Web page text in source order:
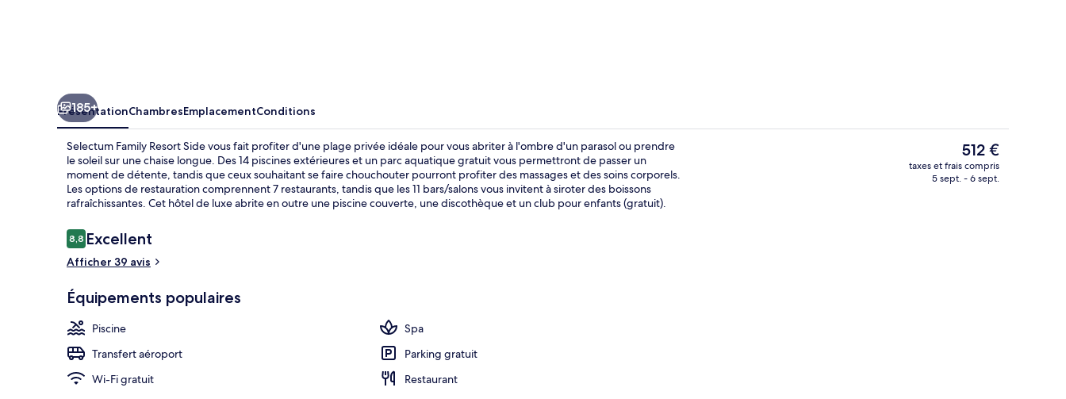
Façade de l’hébergement 7 restaurants servant le petit
185+
PrésentationChambresEmplacementConditions
Selectum Family Resort Side vous fait profiter d'une plage privée idéale pour vous abriter à l'ombre d'un parasol ou prendre
le soleil sur une chaise longue. Des 14 piscines extérieures et un parc aquatique gratuit vous permettront de passer un
moment de détente, tandis que ceux souhaitant se faire chouchouter pourront profiter des massages et des soins corporels.
Les options de restauration comprennent 7 restaurants, tandis que les 11 bars/salons vous invitent à siroter des boissons
rafraîchissantes. Cet hôtel de luxe abrite en outre une piscine couverte, une discothèque et un club pour enfants (gratuit).
Avis
voyageurs
8,88,8 sur 10
Excellent
Afficher 39 avis
Équipements populaires
Piscine
Spa
Transfert aéroport
Parking gratuit
Wi-Fi gratuit
Restaurant
Le
prix
actuel
512 €
taxes et frais compris
5 sept. - 6 sept.